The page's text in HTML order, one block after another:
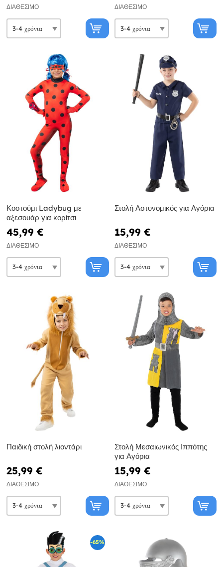
ΔΙΑΘΈΣΙΜΟ ΔΙΑΘΈΣΙΜΟ
Κοστούμι Ladybug με
αξεσουάρ για κορίτσι
45,99 €
ΔΙΑΘΈΣΙΜΟ
Στολή Αστυνομικός για Αγόρια
15,99 €
ΔΙΑΘΈΣΙΜΟ
Παιδική στολή λιοντάρι
25,99 €
ΔΙΑΘΈΣΙΜΟ
Στολή Μεσαιωνικός Ιππότης
για Αγόρια
15,99 €
ΔΙΑΘΈΣΙΜΟ
-65%